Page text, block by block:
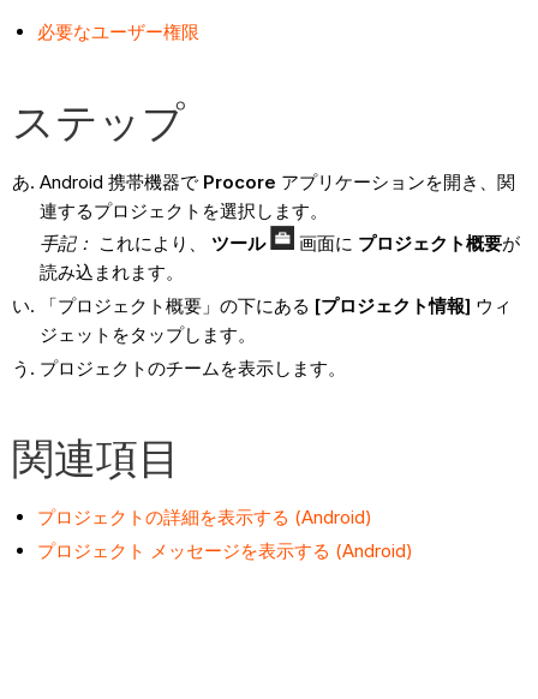
必要なユーザー権限
ステップ
Android 携帯機器で Procore アプリケーションを開き、関
連するプロジェクトを選択します。
手記： これにより、 ツール 画面に プロジェクト概要が
読み込まれます。
「プロジェクト概要」の下にある [プロジェクト情報] ウィ
ジェットをタップします。
プロジェクトのチームを表示します。
関連項目
プロジェクトの詳細を表示する (Android)
プロジェクト メッセージを表示する (Android)